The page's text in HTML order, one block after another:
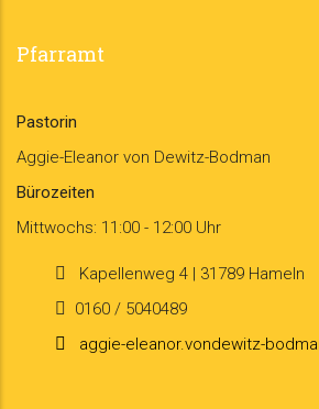
Pfarramt
Pastorin
Aggie-Eleanor von Dewitz-Bodman
Bürozeiten
Mittwochs: 11:00 - 12:00 Uhr
Kapellenweg 4 | 31789 Hameln
0160 / 5040489
aggie-eleanor.vondewitz-